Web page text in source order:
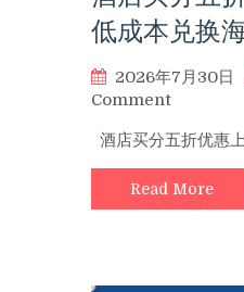
低成本兑换
2026年7月30日
Commenton
店
买
分
五
惠
酒店买分五折优惠
Read More